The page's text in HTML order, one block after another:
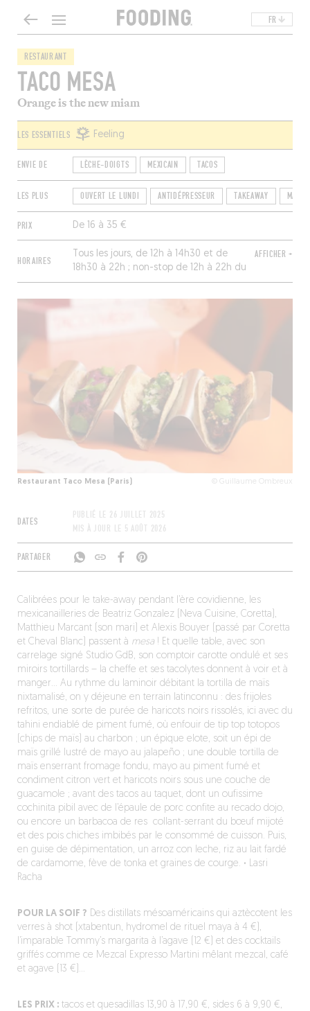
FR
RESTAURANT
TACO MESA
Orange is the new miam
LES ESSENTIELS Feeling
ENVIE DE LÈCHE-DOIGTS MEXICAIN TACOS
LES PLUS OUVERT LE LUNDI ANTIDÉPRESSEUR TAKEAWAY
PRIX De 16 à 35 €
HORAIRES
Tous les jours, de 12h à 14h30 et de
18h30 à 22h ; non-stop de 12h à 22h du
jeudi au dimanche.
AFFICHER +
Restaurant Taco Mesa (Paris) © Guillaume Ombreux
DATES
PUBLIÉ LE 26 JUILLET 2025
MIS À JOUR LE 5 AOÛT 2026
PARTAGER
Calibrées pour le take-away pendant l’ère covidienne, les
mexicanailleries de Beatriz Gonzalez (Neva Cuisine, Coretta),
Matthieu Marcant (son mari) et Alexis Bouyer (passé par Coretta
et Cheval Blanc) passent à mesa! Et quelle table, avec son
carrelage signé Studio GdB, son comptoir carotte ondulé et ses
miroirs tortillards – la cheffe et ses tacolytes donnent à voir et à
manger… Au rythme du laminoir débitant la tortilla de maïs
nixtamalisé, on y déjeune en terrain latinconnu : des frijoles
refritos, une sorte de purée de haricots noirs rissolés, ici avec du
tahini endiablé de piment fumé, où enfouir de tip top totopos
(chips de maïs) au charbon ; un épique elote, soit un épi de
maïs grillé lustré de mayo au jalapeño ; une double tortilla de
maïs enserrant fromage fondu, mayo au piment fumé et
condiment citron vert et haricots noirs sous une couche de
guacamole ; avant des tacos au taquet, dont un oufissime
cochinita pibil avec de l’épaule de porc confite au recado dojo,
ou encore un barbacoa de res collant-serrant du bœuf mijoté
et des pois chiches imbibés par le consommé de cuisson. Puis,
en guise de dépimentation, un arroz con leche, riz au lait fardé
de cardamome, fève de tonka et graines de courge. · Lasri
Racha
POUR LA SOIF ? Des distillats mésoaméricains qui aztècotent les
verres à shot (xtabentun, hydromel de rituel maya à 4 €),
l’imparable Tommy’s margarita à l’agave (12 €) et des cocktails
griffés comme ce Mezcal Expresso Martini mêlant mezcal, café
et agave (13 €)…
LES PRIX :tacos et quesadillas 13,90 à 17,90 €, sides 6 à 9,90 €,